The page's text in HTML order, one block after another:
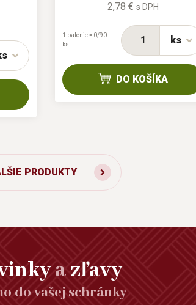
2,78 € s DPH
ks
1 balenie = 0/90
ks
DO KOŠÍKA
PRODUKTY
azľavy
do vašej schránky